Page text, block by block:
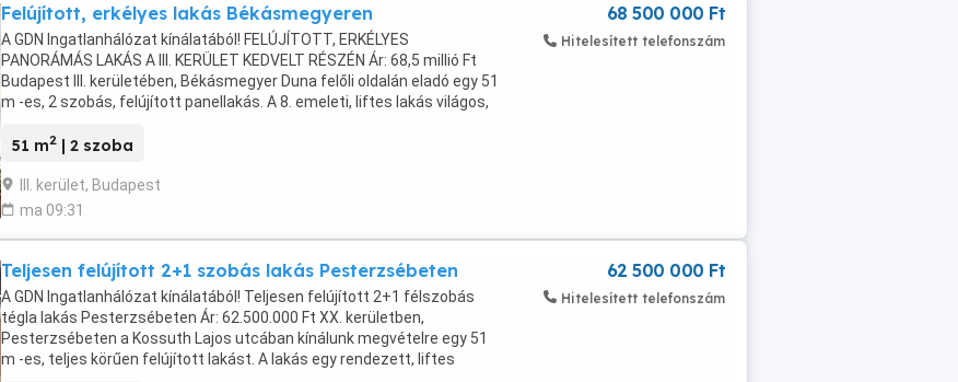
Felújított, erkélyes lakás Békásmegyeren
A GDN Ingatlanhálózat kínálatából! FELÚJÍTOTT, ERKÉLYES
PANORÁMÁS LAKÁS A III. KERÜLET KEDVELT RÉSZÉN Ár: 68,5 millió Ft
Budapest III. kerületében, Békásmegyer Duna felőli oldalán eladó egy 51
m -es, 2 szobás, felújított panellakás. A 8. emeleti, liftes lakás világos,
51 m2 | 2 szoba
III. kerület, Budapest
ma 09:31
68 500 000 Ft
Hitelesített telefonszám
Teljesen felújított 2+1 szobás lakás Pesterzsébeten
A GDN Ingatlanhálózat kínálatából! Teljesen felújított 2+1 félszobás
tégla lakás Pesterzsébeten Ár: 62.500.000 Ft XX. kerületben,
Pesterzsébeten a Kossuth Lajos utcában kínálunk megvételre egy 51
m -es, teljes körűen felújított lakást. A lakás egy rendezett, liftes
62 500 000 Ft
Hitelesített telefonszám